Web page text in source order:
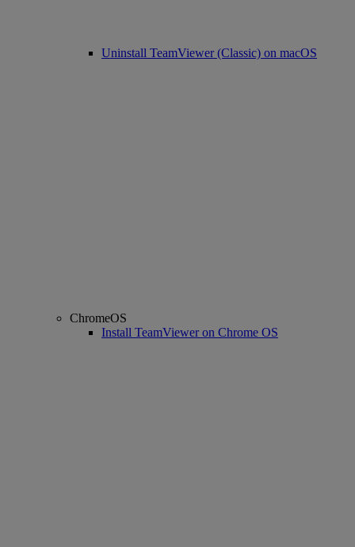
Uninstall TeamViewer (Classic) on macOS
ChromeOS
Install TeamViewer on Chrome OS